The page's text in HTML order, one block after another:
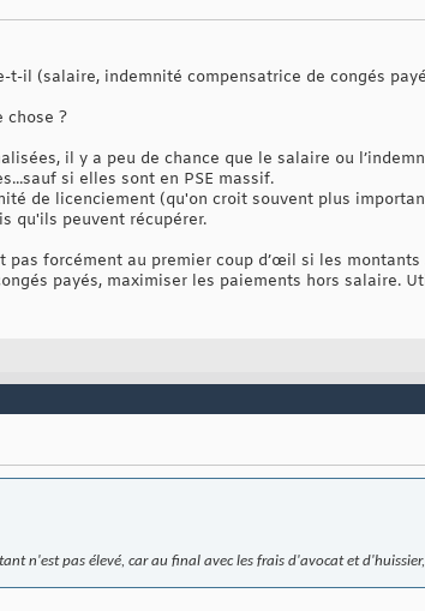
il (salaire, indemnité compensatrice de congés
chose ?
il y a peu de chance que le salaire ou
si elles sont en PSE massif.
de licenciement (qu'on croit souvent plus
qu'ils peuvent récupérer.
pas forcément au premier coup d’œil si les
payés, maximiser les paiements hors salaire.
n'est pas élevé, car au final avec les frais d'avocat et